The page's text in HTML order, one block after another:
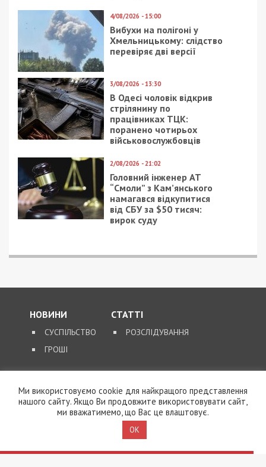
4/08/2026 - 15:00
Вибухи на полігоні у
Хмельницькому: слідство
перевіряє дві версії
3/08/2026 - 13:30
В Одесі чоловік відкрив
стрілянину по
працівниках ТЦК:
поранено чотирьох
військовослужбовців
2/08/2026 - 21:02
Головний інженер АТ
“Смоли” з Кам’янського
намагався відкупитися
від СБУ за $50 тисяч:
вирок суду
НОВИНИ
СУСПІЛЬСТВО
ГРОШІ
СТАТТІ
РОЗСЛІДУВАННЯ
КОНТАКТИ
Ми використовуємо cookie для найкращого представлення
нашого сайту. Якщо Ви продовжите використовувати сайт,
ми вважатимемо, що Вас це влаштовує.
OK